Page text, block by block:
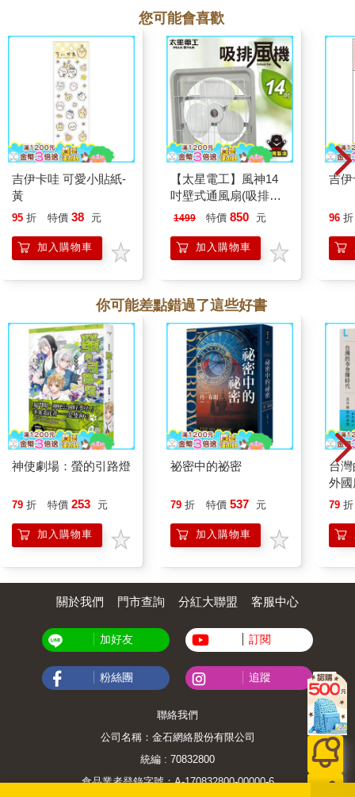
您可能會喜歡
吉伊卡哇 可愛小貼紙-
黃
95 折 特價 38 元
加入購物車
【太星電工】風神14
吋壁式通風扇(吸排風
機)
1499 特價 850 元
加入購物車
吉
96 折
你可能差點錯過了這些好書
神使劇場：螢的引路燈
79 折 特價 253 元
加入購物車
祕密中的祕密
79 折 特價 537 元
加入購物車
台
外
79 折
關於我們 門市查詢 分紅大聯盟 客服中心
加好友 訂閱
粉絲團 追蹤
聯絡我們
公司名稱：金石網絡股份有限公司
統編 : 70832800
食品業者登錄字號：A-170832800-00000-6